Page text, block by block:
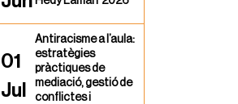
01
Jul
Antiracisme a l’aula:
estratègies
pràctiques de
mediació, gestió de
conflictes i